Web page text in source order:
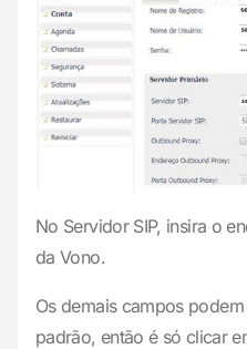
No Servidor SIP, insira o
da Vono.
Os demais campos
padrão, então é só clicar